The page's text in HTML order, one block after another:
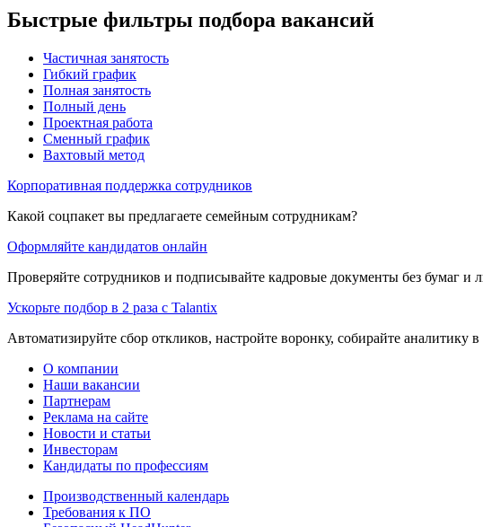
Быстрые фильтры подбора вакансий
Частичная занятость
Гибкий график
Полная занятость
Полный день
Проектная работа
Сменный график
Вахтовый метод
Корпоративная поддержка сотрудников
Какой соцпакет вы предлагаете семейным сотрудникам?
Оформляйте кандидатов онлайн
Проверяйте сотрудников и подписывайте кадровые документы без бумаг и
Ускорьте подбор в 2 раза с Talantix
Автоматизируйте сбор откликов, настройте воронку, собирайте аналитику в
О компании
Наши вакансии
Партнерам
Реклама на сайте
Новости и статьи
Инвесторам
Кандидаты по профессиям
Производственный календарь
Требования к ПО